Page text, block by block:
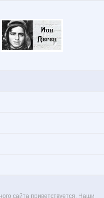
сайта приветствуется. Наши